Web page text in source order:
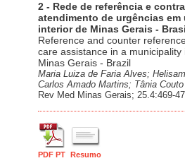
2 - Rede de referência e
atendimento de urgências
interior de Minas Gerais -
Reference and counter
care assistance in a
Minas Gerais - Brazil
Maria Luiza de Faria Alves;
Carlos Amado Martins; Tânia
Rev Med Minas Gerais; 25.4:469-
PDF PT Resumo